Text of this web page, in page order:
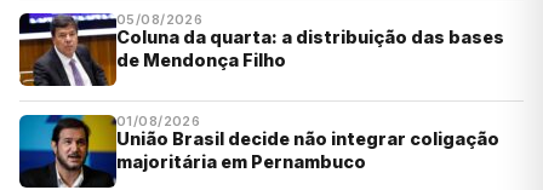
05/08/2026
Coluna da quarta: a distribuição das bases
de Mendonça Filho
01/08/2026
União Brasil decide não integrar coligação
majoritária em Pernambuco